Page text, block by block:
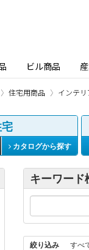
ビル商品
住宅用商品 インテ
カタログから探す
キーワード
絞り込み すべ